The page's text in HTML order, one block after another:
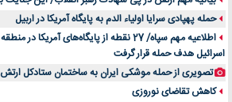
حمله پهپادی سرایا اولیاء الدم به پایگاه آمریکا در اربیل
اطلاعیه مهم سپاه/ 27 نقطه از پایگاه‌های
اسرائیل هدف حمله قرار گرفت
تصویری از حمله موشکی ایران به ساختمان ستادکل
کاهش تقاضای نوروزی